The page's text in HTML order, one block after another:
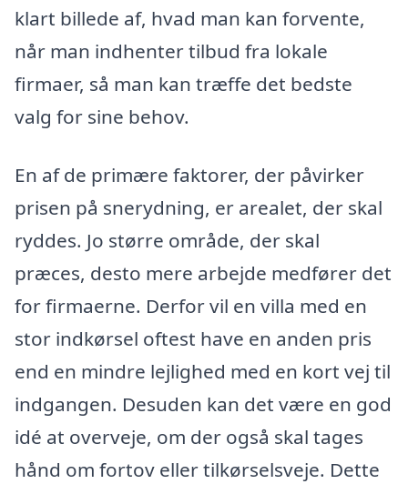
klart billede af, hvad man kan forvente,
når man indhenter tilbud fra lokale
firmaer, så man kan træffe det bedste
valg for sine behov.
En af de primære faktorer, der påvirker
prisen på snerydning, er arealet, der skal
ryddes. Jo større område, der skal
præces, desto mere arbejde medfører det
for firmaerne. Derfor vil en villa med en
stor indkørsel oftest have en anden pris
end en mindre lejlighed med en kort vej til
indgangen. Desuden kan det være en god
idé at overveje, om der også skal tages
hånd om fortov eller tilkørselsveje. Dette